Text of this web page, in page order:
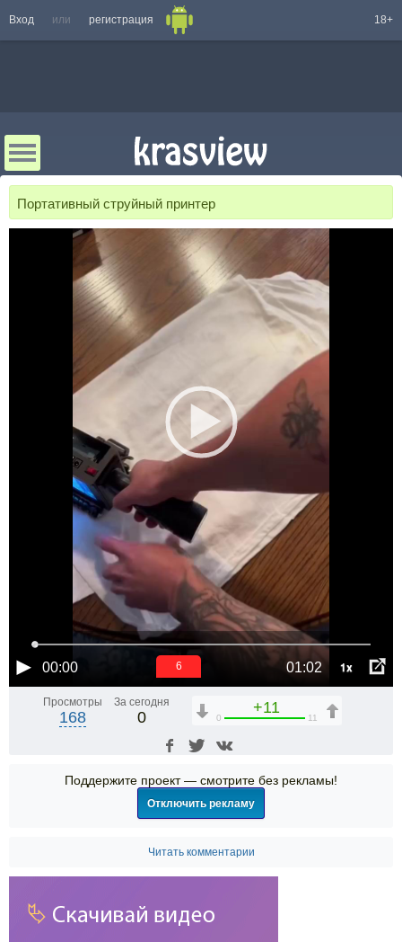
Вход или регистрация 18+
Портативный струйный принтер
00:00 01:02 1x
6
Просмотры
168
За сегодня
0
+11
0 11
Поддержите проект — смотрите без рекламы!
Отключить рекламу
Читать комментарии